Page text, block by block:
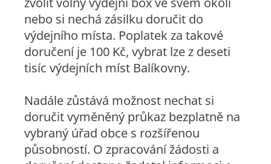
nebo si nechá zásilku doručit do
výdejního místa. Poplatek za takové
doručení je 100 Kč, vybrat lze z deseti
tisíc výdejních míst Balíkovny.
Nadále zůstává možnost nechat si
doručit vyměněný průkaz bezplatně na
vybraný úřad obce s rozšířenou
působností. O zpracování žádosti a